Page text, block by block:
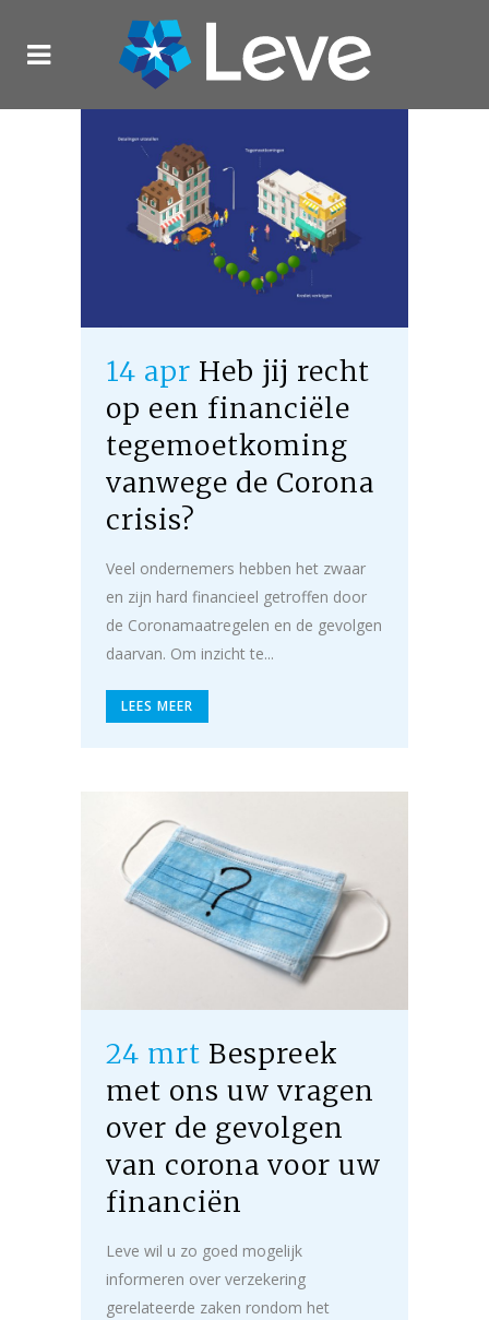
14 apr Heb jij recht
op een financiële
tegemoetkoming
vanwege de Corona
crisis?
Veel ondernemers hebben het zwaar
en zijn hard financieel getroffen door
de Coronamaatregelen en de gevolgen
daarvan. Om inzicht te...
LEES MEER
24 mrt Bespreek
met ons uw vragen
over de gevolgen
van corona voor uw
financiën
Leve wil u zo goed mogelijk
informeren over verzekering
gerelateerde zaken rondom het